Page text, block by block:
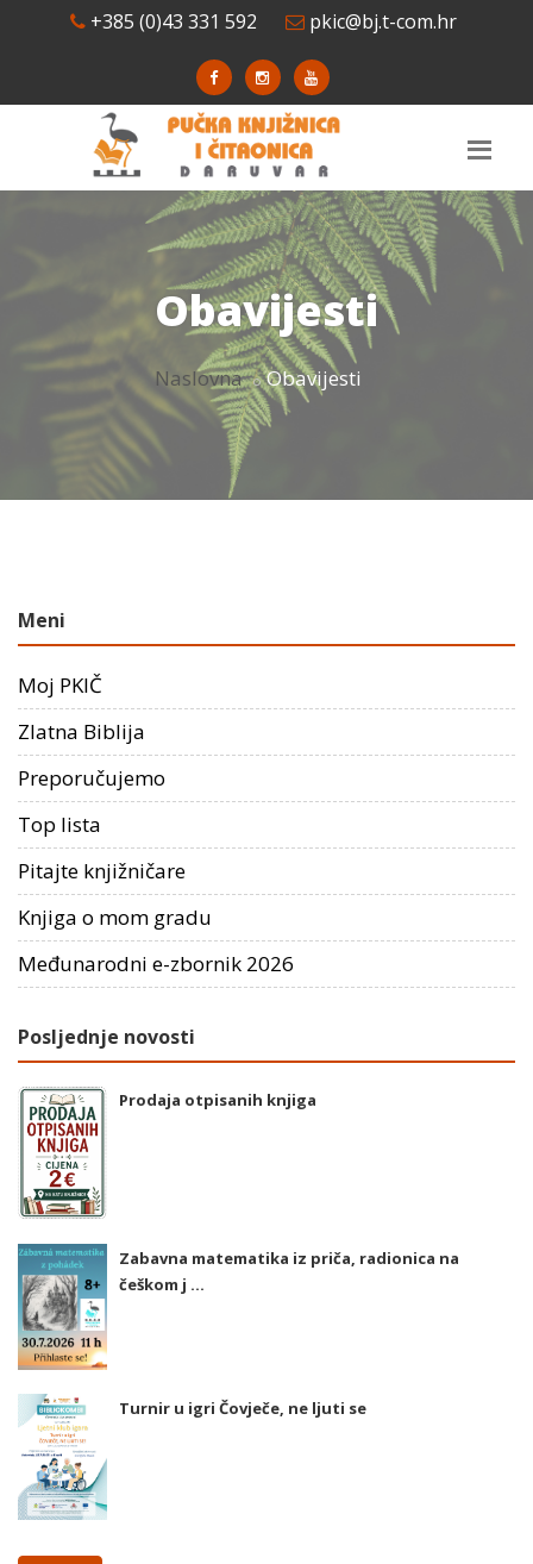
+385 (0)43 331 592 pkic@bj.t-com.hr
Obavijesti
Naslovna Obavijesti
Meni
Moj PKIČ
Zlatna Biblija
Preporučujemo
Top lista
Pitajte knjižničare
Knjiga o mom gradu
Međunarodni e-zbornik 2026
Posljednje novosti
Prodaja otpisanih knjiga
Zabavna matematika iz priča, radionica na
češkom j ...
Turnir u igri Čovječe, ne ljuti se